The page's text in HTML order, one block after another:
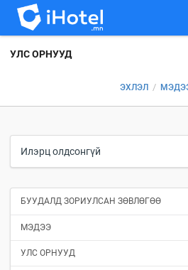
УЛС ОРНУУД
ЭХЛЭЛ /
Илэрц олдсонгүй
БУУДАЛД ЗОРИУЛСАН ЗӨВЛӨГӨӨ
МЭДЭЭ
УЛС ОРНУУД